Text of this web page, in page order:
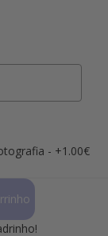
- +1.00€